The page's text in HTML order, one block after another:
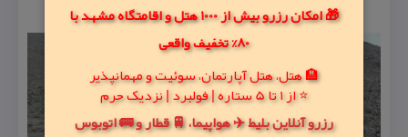
🎁 امکان رزرو بیش از 1000 هتل و اقامتگاه مشهد با
80% تخفیف واقعی
🏨 هتل، هتل آپارتمان، سوئیت و مهمانپذیر
⭐ از 1 تا 5 ستاره | فولبرد | نزدیک حرم
رزرو آنلاین بلیط ✈️ هواپیما، 🚆 قطار و 🚌 اتوبوس